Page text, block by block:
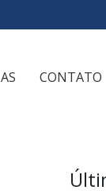
CONTATO